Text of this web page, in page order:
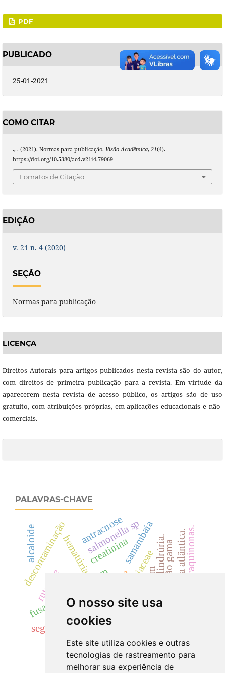
O nosso site usa
cookies
Este site utiliza cookies e outras
tecnologias de rastreamento para
melhorar sua experiência de
PDF
PUBLICADO
25-01-2021
COMO CITAR
., . (2021). Normas para publicação. Visão Acadêmica, 21(4).
https://doi.org/10.5380/acd.v21i4.79069
Fomatos de Citação
EDIÇÃO
v. 21 n. 4 (2020)
SEÇÃO
Normas para publicação
LICENÇA
Direitos Autorais para artigos publicados nesta revista são do autor,
com direitos de primeira publicação para a revista. Em virtude da
aparecerem nesta revista de acesso público, os artigos são de uso
gratuito, com atribuições próprias, em aplicações educacionais e não-
comerciais.
PALAVRAS-CHAVE
creatininadicksoniaceae
dicksonia sellowiana cylindrocladium
fusarium oxysporumacácias
cilindrúria.
uréia
hematúria
descontaminação radiação gama
landrace
rutaceae
samambaia mata atlântica.
salmonella sp
antracnose antraquinonas.
cinzas totais
segurança
toxicidade.
alcaloide
cyp